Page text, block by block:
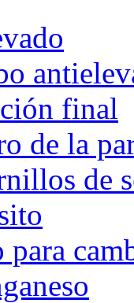
final
de la
de
para